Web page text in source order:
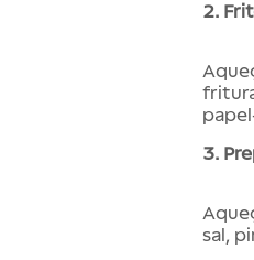
2.
3.
sal,